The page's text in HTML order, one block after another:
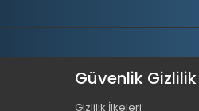
Güvenlik Gizlilik
Gizlilik İlkeleri